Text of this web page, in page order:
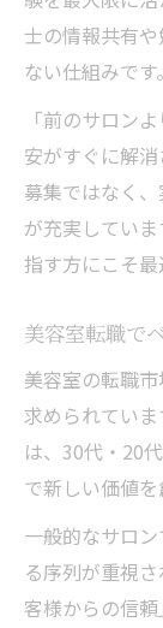
士の情報共有
ない仕組みです。
「前のサロン
安がすぐに解
募集ではなく
が充実してい
指す方にこそ最
美容室転職で
美容室の転職
求められていま
は、30代・20
で新しい価値を
一般的なサロ
る序列が重視
客様からの信